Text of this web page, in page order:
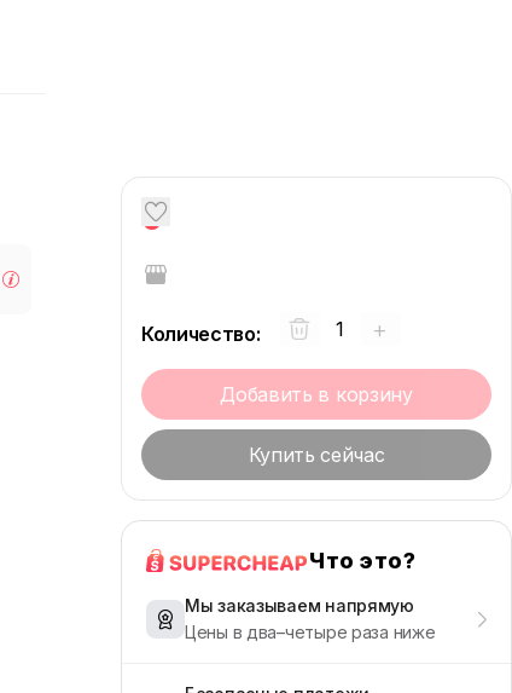
0
Количество: +
Добавить в корзину
Купить сейчас
Что это?
Мы заказываем напрямую
Цены в два–четыре раза ниже